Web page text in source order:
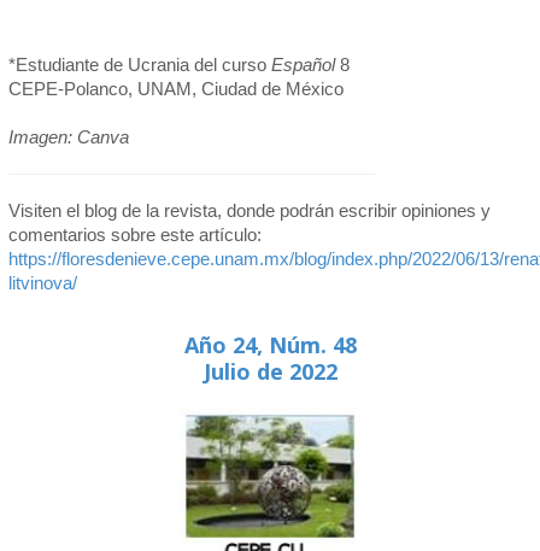
*Estudiante de Ucrania del curso Español8
CEPE-Polanco, UNAM, Ciudad de México
Imagen: Canva
Visiten el blog de la revista, donde podrán escribir opiniones y
comentarios sobre este artículo:
https://floresdenieve.cepe.unam.mx/blog/index.php/2022/06/13/
litvinova/
Año 24, Núm. 48
Julio de 2022